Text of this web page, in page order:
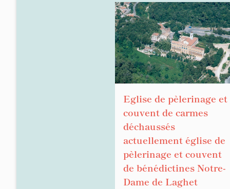
Eglise de pèlerinage et
couvent de carmes
déchaussés
actuellement église de
pèlerinage et couvent
de bénédictines Notre-
Dame de Laghet